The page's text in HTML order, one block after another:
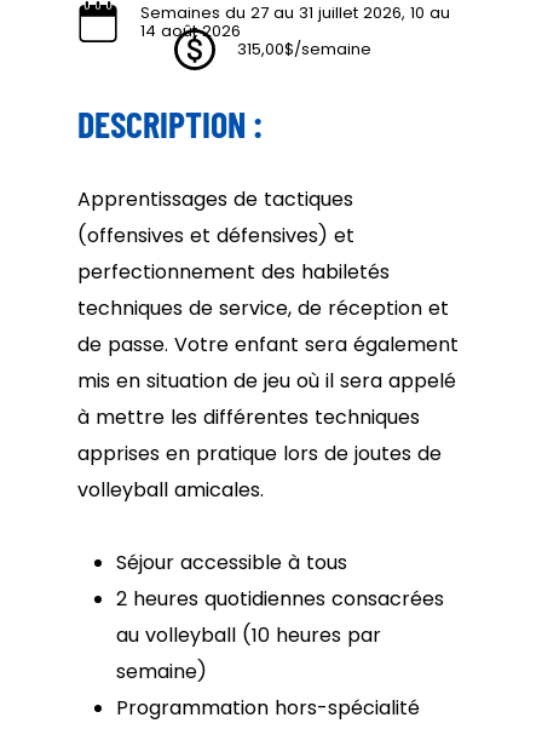
Semaines du 27 au 31 juillet 2026, 10 au
14 août 2026
315,00$/semaine
DESCRIPTION :
Apprentissages de tactiques
(offensives et défensives) et
perfectionnement des habiletés
techniques de service, de réception et
de passe. Votre enfant sera également
mis en situation de jeu où il sera appelé
à mettre les différentes techniques
apprises en pratique lors de joutes de
volleyball amicales.
Séjour accessible à tous
2 heures quotidiennes consacrées
au volleyball (10 heures par
semaine)
Programmation hors-spécialité